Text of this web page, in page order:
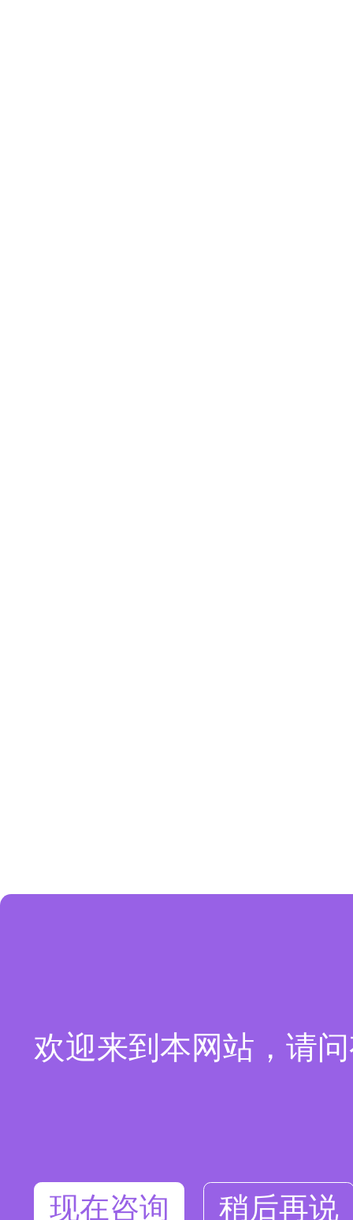
欢迎来到本网站，请
现在咨询 稍后再说